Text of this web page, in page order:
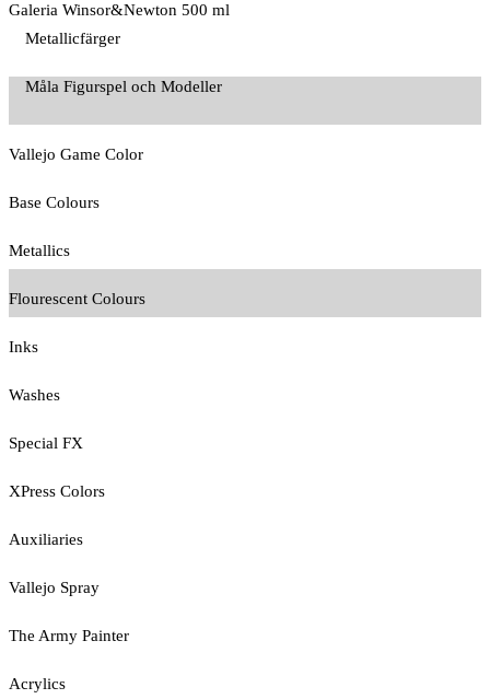
Galeria Winsor&Newton 500 ml
Metallicfärger
Måla Figurspel och Modeller
Vallejo Game Color
Base Colours
Metallics
Flourescent Colours
Inks
Washes
Special FX
XPress Colors
Auxiliaries
Vallejo Spray
The Army Painter
Acrylics